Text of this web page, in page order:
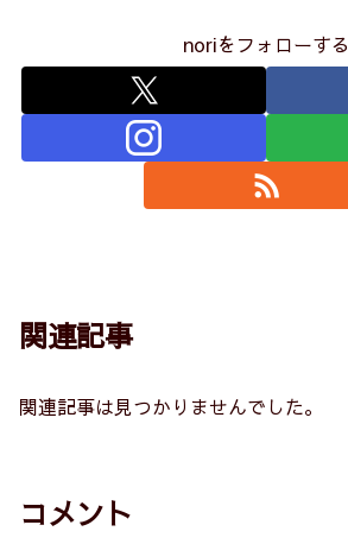
noriをフォローする
関連記事
関連記事は見つかりませんでした。
コメント